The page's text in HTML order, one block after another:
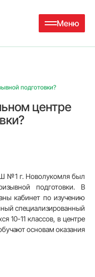
Меню
подготовки?
центре
№1 г. Новолукомля был
подготовки. В
кабинет по изучению
специализированный
10-11 классов, в центре
основам оказания